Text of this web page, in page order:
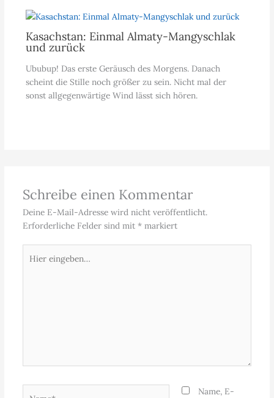
Kasachstan: Einmal Almaty-Mangyschlak
und zurück
Ububup! Das erste Geräusch des Morgens. Danach
scheint die Stille noch größer zu sein. Nicht mal der
sonst allgegenwärtige Wind lässt sich hören.
Schreibe einen Kommentar
Deine E-Mail-Adresse wird nicht veröffentlicht.
Erforderliche Felder sind mit *markiert
eingeben…
Name, E-